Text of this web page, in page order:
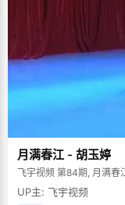
月满春江 - 胡玉婷
飞宇视频 第84期, 月满春
UP主: 飞宇视频